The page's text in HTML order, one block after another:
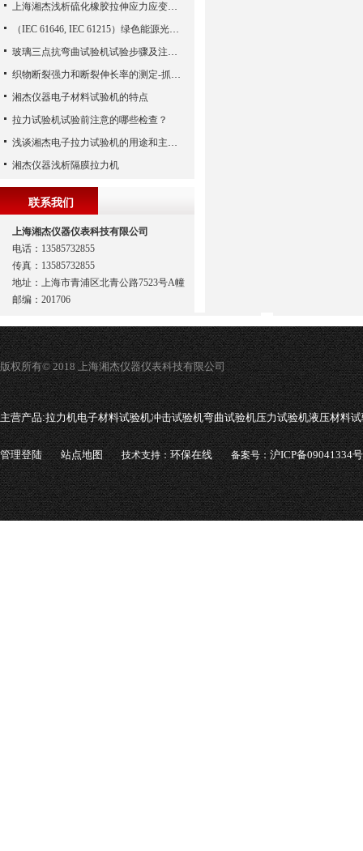
上海湘杰浅析硫化橡胶拉伸应力应变性能试验结果的影响因素
（IEC 61646, IEC 61215）绿色能源光伏太阳能电池的力学性能试验
玻璃三点抗弯曲试验机试验步骤及注意事项
织物断裂强力和断裂伸长率的测定-抓样法
湘杰仪器电子材料试验机的特点
拉力试验机试验前注意的哪些检查？
浅谈湘杰电子拉力试验机的用途和主要功能特点
湘杰仪器浅析隔膜拉力机
联系我们
上海湘杰仪器仪表科技有限公司
电话：13585732855
传真：13585732855
地址：上海市青浦区北青公路7523号A幢
邮编：201706
版权所有© 2018 上海湘杰仪器仪表科技有限公司
主营产品:拉力机电子材料试验机冲击试验机弯曲试验机压力试验机液压材料
管理登陆 站点地图 技术支持：环保在线 备案号：沪ICP备09041334